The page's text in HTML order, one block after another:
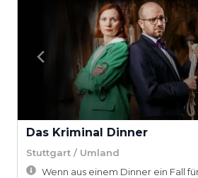
Das Kriminal Dinner
Stuttgart / Umland
Wenn aus einem Dinner ein Fall